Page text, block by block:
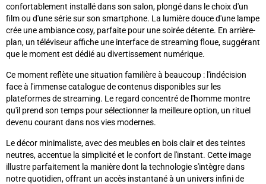
confortablement installé dans son salon, plongé dans le choix d'un
film ou d'une série sur son smartphone. La lumière douce d'une lampe
crée une ambiance cosy, parfaite pour une soirée détente. En arrière-
plan, un téléviseur affiche une interface de streaming floue, suggérant
que le moment est dédié au divertissement numérique.
Ce moment reflète une situation familière à beaucoup : l'indécision
face à l'immense catalogue de contenus disponibles sur les
plateformes de streaming. Le regard concentré de l'homme montre
qu'il prend son temps pour sélectionner la meilleure option, un rituel
devenu courant dans nos vies modernes.
Le décor minimaliste, avec des meubles en bois clair et des teintes
neutres, accentue la simplicité et le confort de l'instant. Cette image
illustre parfaitement la manière dont la technologie s'intègre dans
notre quotidien, offrant un accès instantané à un univers infini de